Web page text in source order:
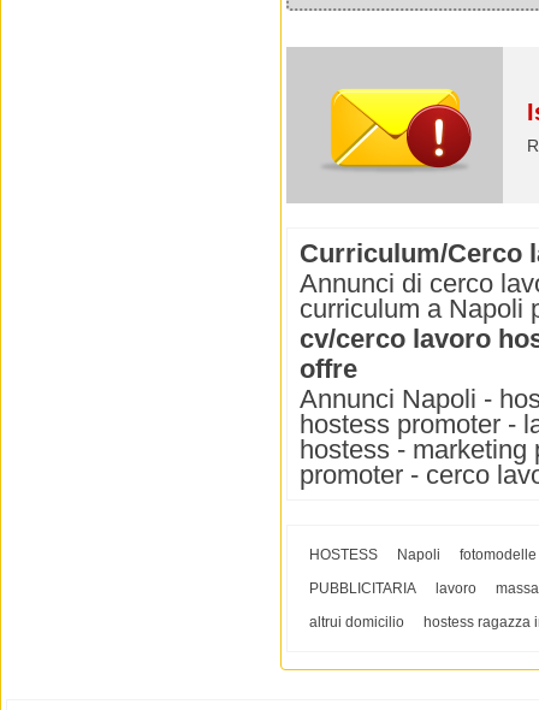
Curriculum/Cerco
Annunci di cerco
curriculum a Napoli
cv/cerco lavoro
offre
Annunci Napoli -
hostess promoter -
hostess - marketing
promoter - cerco
HOSTESS Napoli
fotomodelle
PUBBLICITARIA
lavoro
altrui domicilio
hostess ragazza